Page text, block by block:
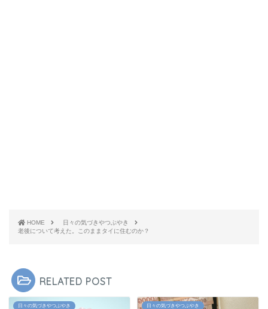
HOME
日々の気づきやつぶやき
老後について考えた。このままタイに住むのか？
RELATED POST
日々の気づきやつぶやき 日々の気づきやつぶやき